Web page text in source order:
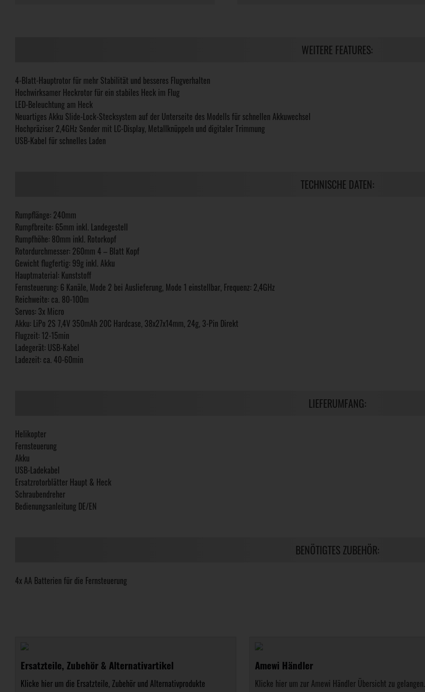
WEITERE FEATURES:
4-Blatt-Hauptrotor für mehr Stabilität und besseres Flugverhalten
Hochwirksamer Heckrotor für ein stabiles Heck im Flug
LED-Beleuchtung am Heck
Neuartiges Akku Slide-Lock-Stecksystem auf der Unterseite des Modells für schnellen Akkuwechsel
Hochpräziser 2,4GHz Sender mit LC-Display, Metallknüppeln und digitaler Trimmung
USB-Kabel für schnelles Laden
TECHNISCHE DATEN:
Rumpflänge: 240mm
Rumpfbreite: 65mm inkl. Landegestell
Rumpfhöhe: 80mm inkl. Rotorkopf
Rotordurchmesser: 260mm 4 – Blatt Kopf
Gewicht flugfertig: 99g inkl. Akku
Hauptmaterial: Kunststoff
Fernsteuerung: 6 Kanäle, Mode 2 bei Auslieferung, Mode 1 einstellbar, Frequenz: 2,4GHz
Reichweite: ca. 80-100m
Servos: 3x Micro
Akku: LiPo 2S 7,4V 350mAh 20C Hardcase, 38x27x14mm, 24g, 3-Pin Direkt
Flugzeit: 12-15min
Ladegerät: USB-Kabel
Ladezeit: ca. 40-60min
LIEFERUMFANG:
Helikopter
Fernsteuerung
Akku
USB-Ladekabel
Ersatzrotorblätter Haupt & Heck
Schraubendreher
Bedienungsanleitung DE/EN
BENÖTIGTES ZUBEHÖR:
4x AA Batterien für die Fernsteuerung
Ersatzteile, Zubehör & Alternativartikel
Klicke hier um die Ersatzteile, Zubehör und Alternativprodukte
Amewi Händler
Klicke hier um zur Amewi Händler Übersicht zu gelangen.